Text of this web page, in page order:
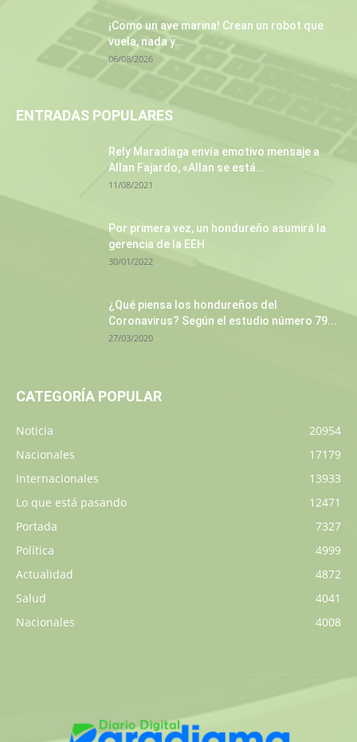
¡Como un ave marina! Crean un robot que
vuela, nada y...
06/08/2026
ENTRADAS POPULARES
Rely Maradiaga envía emotivo mensaje a
Allan Fajardo, «Allan se está...
11/08/2021
Por primera vez, un hondureño asumirá la
gerencia de la EEH
30/01/2022
¿Qué piensa los hondureños del
Coronavirus? Según el estudio número 79...
27/03/2020
CATEGORÍA POPULAR
Noticia
20954
Nacionales
17179
Internacionales
13933
Lo que está pasando
12471
Portada
7327
Política
4999
Actualidad
4872
Salud
4041
Nacionales
4008